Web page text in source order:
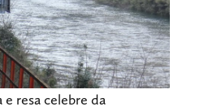
resa celebre da